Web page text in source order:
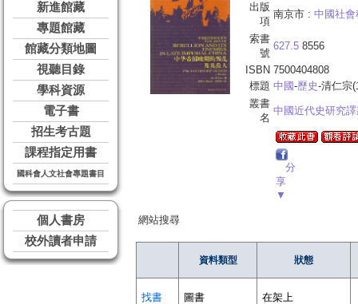
新進館藏
專題館藏
館藏分類地圖
視聽目錄
學科資源
電子書
招生考古題
課程指定用書
國科會人文社會專題書目
個人書房
校外讀者申請
出版
項
南京市 : 中國社會
索書
號
627.5 8556
ISBN 7500404808
標題 中國-歷史-清仁宗
叢書
名
中國近代史研究
分
享
▼
網站搜尋
資料類型 狀態
找書 圖書 在架上